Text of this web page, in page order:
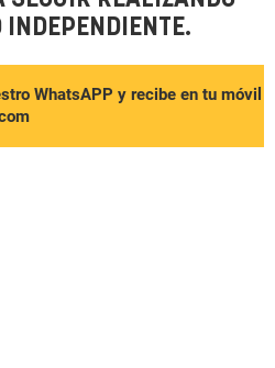
INDEPENDIENTE.
WhatsAPP y recibe en tu móvil